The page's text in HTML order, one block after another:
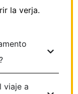
la verja.
viaje a